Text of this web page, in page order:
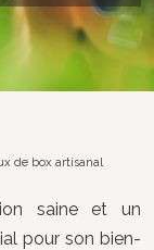
de box artisanal
saine et un
pour son bien-